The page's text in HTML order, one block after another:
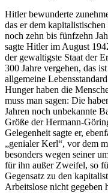
Hitler bewunderte
das er dem
noch zehn bis fünfzehn
sagte Hitler im August
der gewaltigste Staat der
300 Jahre vergehen, das
allgemeine
Hunger haben die
muss man sagen: Die
Jahren noch unbekannte
Größe der Hermann-
Gelegenheit sagte er,
„genialer Kerl“, vor dem
besonders wegen seiner
für ihn außer Zweifel, so
Gegensatz zu den
Arbeitslose nicht gegeben